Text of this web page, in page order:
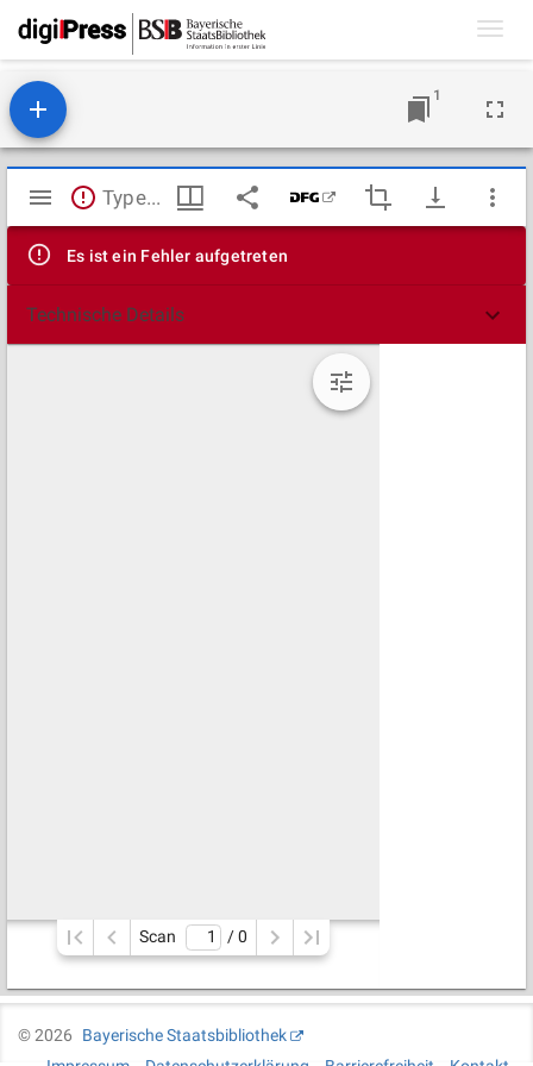
1
Mirador
Viewer
TypeError: Failed to fetch
Es ist ein Fehler aufgetreten
Technische Details
Scan / 0
©2026
Bayerische Staatsbibliothek